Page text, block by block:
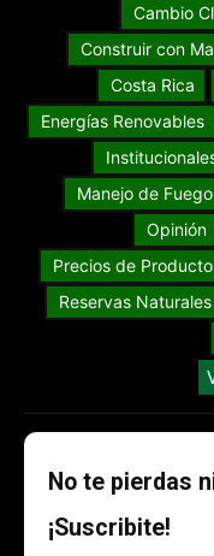
Cambio
Construir con
Costa Rica
Energías Renovables
Manejo de Fuego
Opinión
Precios de
Reservas
No te pierdas
¡Suscribite!